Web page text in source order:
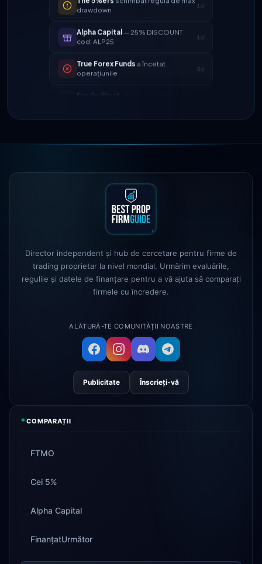
Alpha Capital
True Forex Funds
FundedNext
— 25% DISCOUNT
cod: ALP25
True Forex Funds
a încetat
FundedNext
viteza de plată acum
24h
4d
Director independent și hub de cercetare pentru firme de
trading proprietar la nivel mondial. Urmărim evaluările,
regulile și datele de finanțare pentru a vă ajuta să comparați
firmele cu încredere.
ALĂTURĂ-TE COMUNITĂȚII NOASTRE
Publicitate Înscrieți-vă
*COMPARAȚII
FTMO
Cei 5%
Alpha Capital
FinanțatUrmător